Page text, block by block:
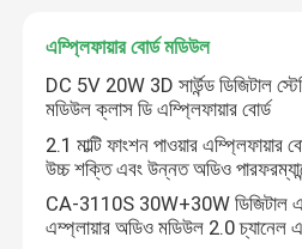
এম্প্লিফায়ার বোর্ড মডিউল
DC 5V 20W 3D সার্উন্ড ডিজিটাল
মডিউল ক্লাস ডি এম্প্লিফায়ার বোর্ড
2.1 মাল্টি ফাংশন পাওয়ার
উচ্চ শক্তি এবং উন্নত অডিও
CA-3110S 30W+30W ডিজিটাল
এম্প্লায়ার অডিও মডিউল 2.0 চ্যানেল